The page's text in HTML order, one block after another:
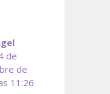
de
de
11:26